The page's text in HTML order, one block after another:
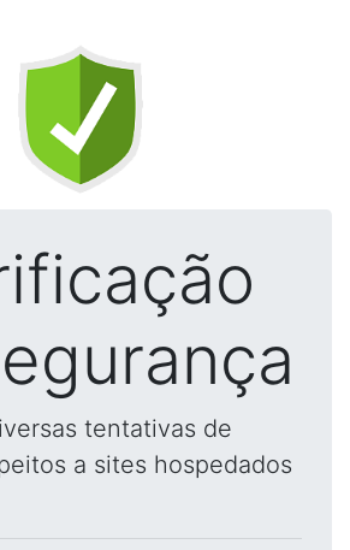
tentativas de
a sites hospedados